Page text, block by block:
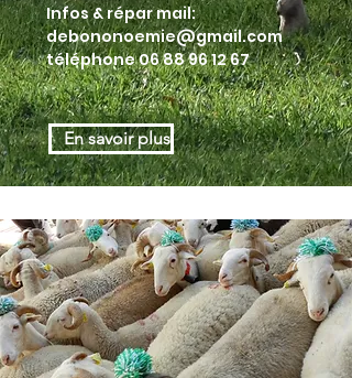
Infos & répar mail:
debononoemie@gmail.com
téléphone06 88 96 12 67
En savoir plus